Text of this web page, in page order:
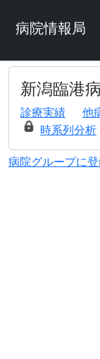
病院情報局
新潟臨港
診療実績 他
時系列分析
病院グループに